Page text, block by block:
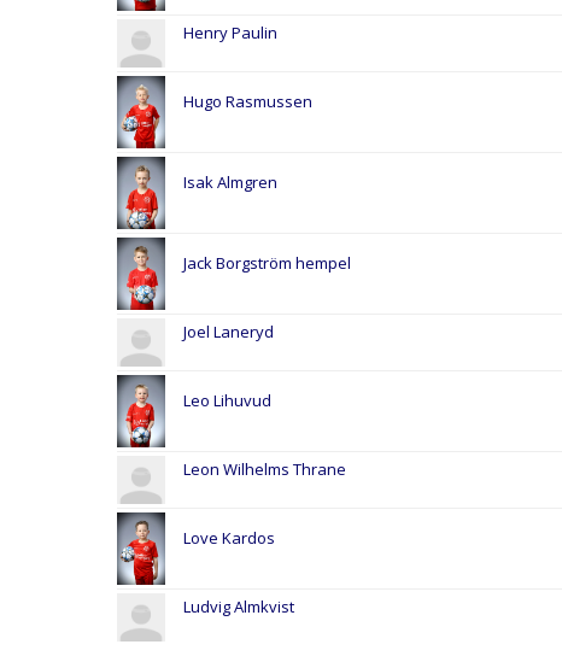
Henry Paulin
Hugo Rasmussen
Isak Almgren
Jack Borgström hempel
Joel Laneryd
Leo Lihuvud
Leon Wilhelms Thrane
Love Kardos
Ludvig Almkvist